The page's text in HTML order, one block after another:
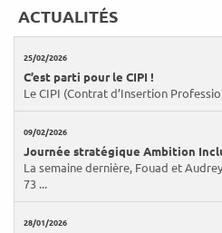
ACTUALITÉS
25/02/2026
C’est parti pour le CIPI !
Le CIPI (Contrat d’Insertion
09/02/2026
Journée stratégique Ambition
La semaine dernière, Fouad et
73 ...
28/01/2026